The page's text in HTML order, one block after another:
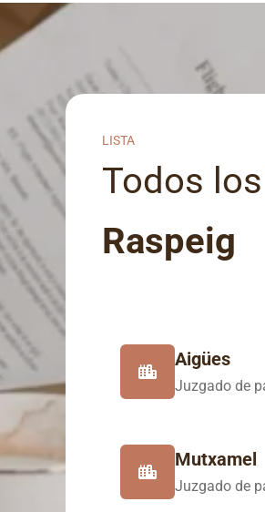
LISTA
Todos
Raspeig
Aigües
Juzgado de
Mutxamel
Juzgado de